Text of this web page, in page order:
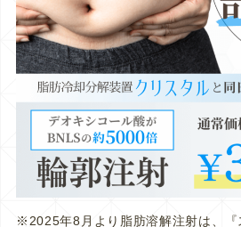
※2025年8月より脂肪溶解注射は、『